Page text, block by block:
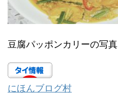
豆腐パッポンカリーの写真
にほんブログ村